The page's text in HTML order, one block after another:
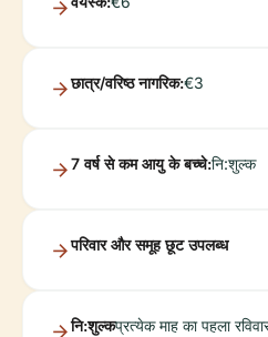
छात्र/वरिष्ठ नागरिक:€3
7 वर्ष से कम आयु के बच्चे:नि:शुल्क
परिवार और समूह छूट उपलब्ध
नि:शुल्कप्रत्येक माह का पहला